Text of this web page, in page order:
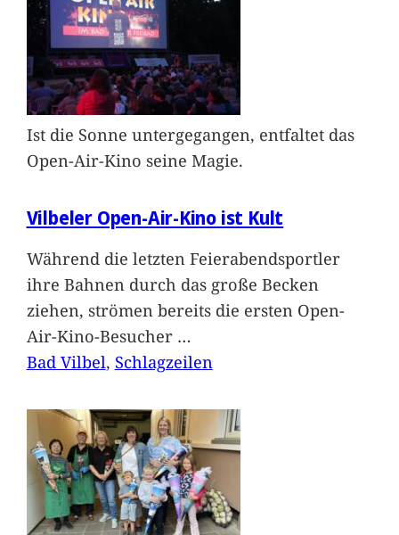
Ist die Sonne untergegangen, entfaltet das
Open-Air-Kino seine Magie.
Vilbeler Open-Air-Kino ist Kult
Während die letzten Feierabendsportler
ihre Bahnen durch das große Becken
ziehen, strömen bereits die ersten Open-
Air-Kino-Besucher …
Bad Vilbel, Schlagzeilen